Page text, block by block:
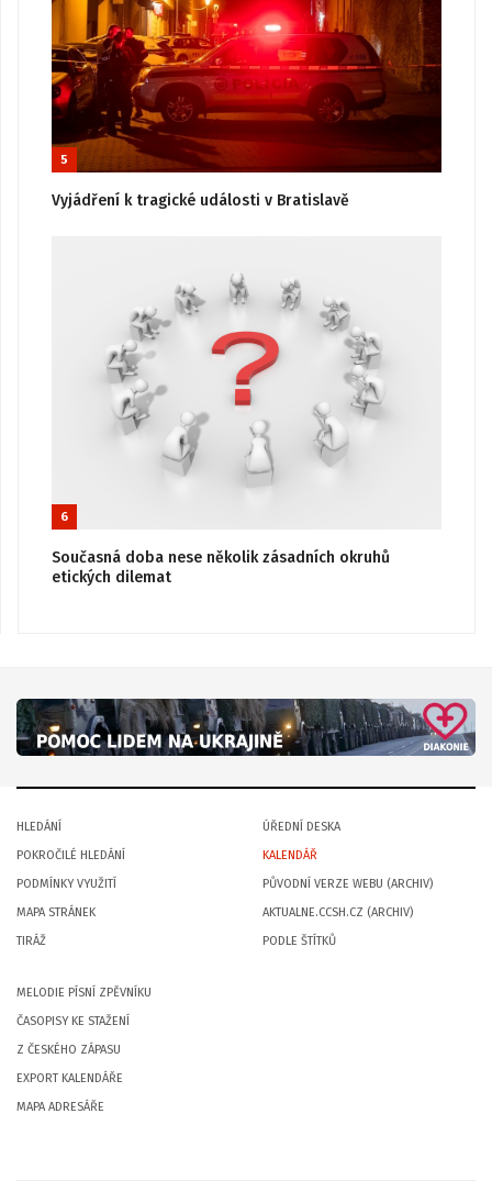
5
Vyjádření k tragické události v Bratislavě
6
Současná doba nese několik zásadních okruhů
etických dilemat
HLEDÁNÍ
POKROČILÉ HLEDÁNÍ
PODMÍNKY VYUŽITÍ
MAPA STRÁNEK
TIRÁŽ
ÚŘEDNÍ DESKA
KALENDÁŘ
PŮVODNÍ VERZE WEBU (ARCHIV)
AKTUALNE.CCSH.CZ (ARCHIV)
PODLE ŠTÍTKŮ
MELODIE PÍSNÍ ZPĚVNÍKU
ČASOPISY KE STAŽENÍ
Z ČESKÉHO ZÁPASU
EXPORT KALENDÁŘE
MAPA ADRESÁŘE